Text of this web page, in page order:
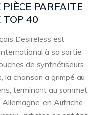
PIÈCE PARFAITE
TOP 40
Desireless est
à sa sortie
de synthétiseurs
la chanson a grimpé au
terminant au sommet
en Autriche